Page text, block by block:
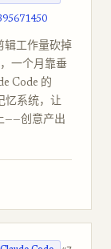
辑工作量砍掉
一个月靠垂
Code 的
忆系统，让
——创意产出